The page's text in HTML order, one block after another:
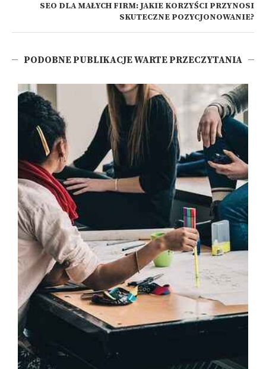
SEO DLA MAŁYCH FIRM: JAKIE KORZYŚCI PRZYNOSI
SKUTECZNE POZYCJONOWANIE?
PODOBNE PUBLIKACJE WARTE PRZECZYTANIA